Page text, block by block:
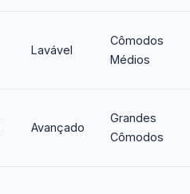
Lavável
Cômodos
Médios
Avançado
Grandes
Cômodos